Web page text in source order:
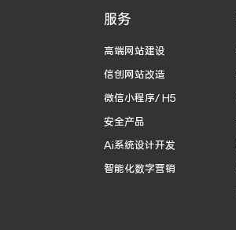
服务
高端网站建设
信创网站改造
微信小程序/ H5
安全产品
Ai系统设计开发
智能化数字营销